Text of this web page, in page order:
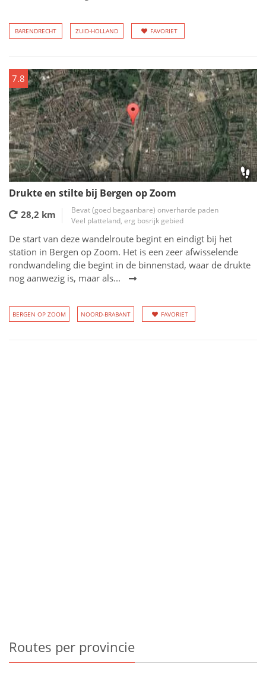
BARENDRECHT ZUID-HOLLAND FAVORIET
7.8
Drukte en stilte bij Bergen op Zoom
28,2 km
Bevat (goed begaanbare) onverharde paden
Veel platteland, erg bosrijk gebied
De start van deze wandelroute begint en eindigt bij het
station in Bergen op Zoom. Het is een zeer afwisselende
rondwandeling die begint in de binnenstad, waar de drukte
nog aanwezig is, maar als...
BERGEN OP ZOOM NOORD-BRABANT FAVORIET
Routes per provincie